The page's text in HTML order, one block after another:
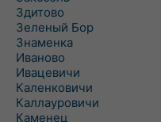
Здитово
Зеленый Бор
Знаменка
Иваново
Ивацевичи
Каленковичи
Каллауровичи
Каменец